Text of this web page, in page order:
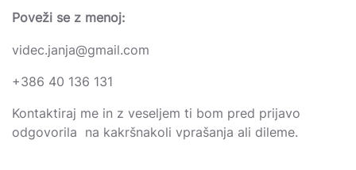
Poveži se z menoj:
videc.janja@gmail.com
+386 40 136 131
Kontaktiraj me in z veseljem ti bom pred prijavo
odgovorila na kakršnakoli vprašanja ali dileme.